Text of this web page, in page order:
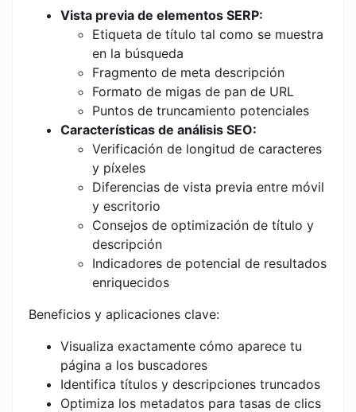
Vista previa de elementos SERP:
Etiqueta de título tal como se muestra
en la búsqueda
Fragmento de meta descripción
Formato de migas de pan de URL
Puntos de truncamiento potenciales
Características de análisis SEO:
Verificación de longitud de caracteres
y píxeles
Diferencias de vista previa entre móvil
y escritorio
Consejos de optimización de título y
descripción
Indicadores de potencial de resultados
enriquecidos
Beneficios y aplicaciones clave:
Visualiza exactamente cómo aparece tu
página a los buscadores
Identifica títulos y descripciones truncados
Optimiza los metadatos para tasas de clics